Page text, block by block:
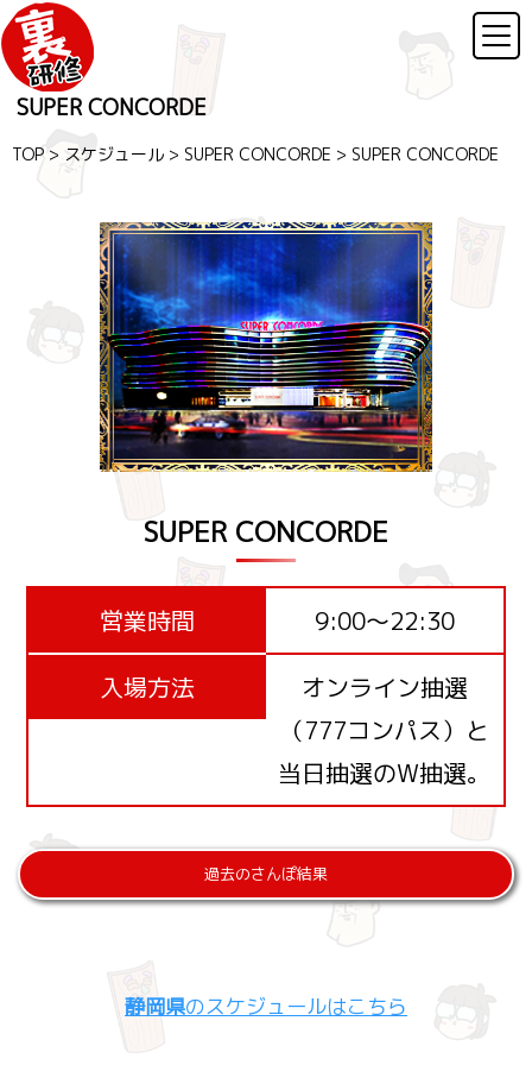
SUPER CONCORDE
TOP > スケジュール > SUPER CONCORDE > SUPER CONCORDE
SUPER CONCORDE
営業時間
9:00～22:30
入場方法
オンライン抽選
（777コンパス）と
当日抽選のW抽選。
過去のさんぽ結果
静岡県のスケジュールはこちら